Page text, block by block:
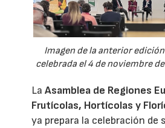
Imagen de la anterior
celebrada el 4 de noviembre
LaAsamblea de Regiones
Frutícolas, Hortícolas y
ya prepara la celebración de